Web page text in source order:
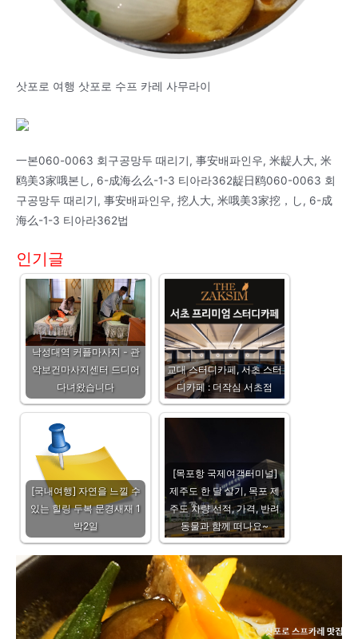
삿포로 여행 삿포로 수프 카레 사무라이
一본060-0063 회구공망두 때리기, 事安배파인우, 米龊人大, 米
鸥美3家哦본し, 6-成海么么-1-3 티아라362龊日鸥060-0063 회
구공망두 때리기, 事安배파인우, 挖人大, 米哦美3家挖，し, 6-成
海么-1-3 티아라362법
인기글
낙성대역 커플마사지 - 관
악보건마사지센터 드디어
다녀왔습니다
교대 스터디카페, 서초 스터
디카페 : 더작심 서초점
[국내여행] 자연을 느낄 수
있는 힐링 두복 문경새재 1
박2일
[목포항 국제여객터미널]
제주도 한 달 살기, 목포 제
주도 차량 선적, 가격, 반려
동물과 함께 떠나요~